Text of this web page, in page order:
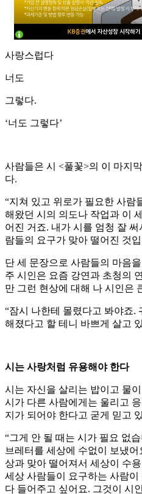
사랑스럽다
너도
그렇다.
‘너도 그렇다’
사람들은 시 <풀꽃>의 이 마지
다.
“지쳐 있고 위로가 필요한 사람
해왔던 시의 의도나 작업과 이
어진 거죠. 내가 시를 엄청 잘
람들의 요구가 맞아 떨어진 것
단 세 문장으로 사람들의 마음
주 시인은 요즘 강연과 초청의
만 그런 현상에 대해 나 시인은
“잠시 나한테 몰렸다고 봐야죠.
해졌다고 할 테니 바쁘게 살고
시는 사랑처럼 유용해야 한다
시는 자신을 살리는 밥이고 물
시가 다른 사람에게는 울리고
지가 되어야 한다고 굳게 믿고
“그게 안 될 때는 시가 필요 없
브레터를 세상에 수없이 보냈어
상과 맞아 떨어져서 세상이 수
세상 사람들이 요구하는 사람
다 들어주고 싶어요. 그것이 시